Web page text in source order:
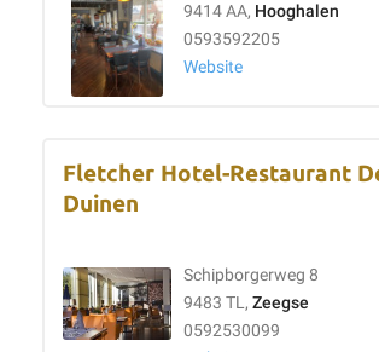
9414 AA, Hooghalen
0593592205
Website
Fletcher Hotel-Restaurant
Duinen
Schipborgerweg 8
9483 TL, Zeegse
0592530099